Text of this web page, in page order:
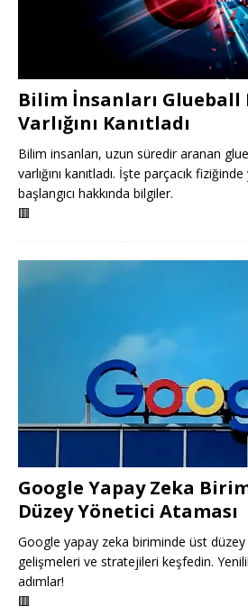
Bilim İnsanları Glueball
Varlığını Kanıtladı
Bilim insanları, uzun süredir aranan
varlığını kanıtladı. İşte parçacık
başlangıcı hakkında bilgiler.
🟥
Google Yapay Zeka
Düzey Yönetici Ataması
Google yapay zeka biriminde üst
gelişmeleri ve stratejileri keşfedin.
adımlar!
🟥